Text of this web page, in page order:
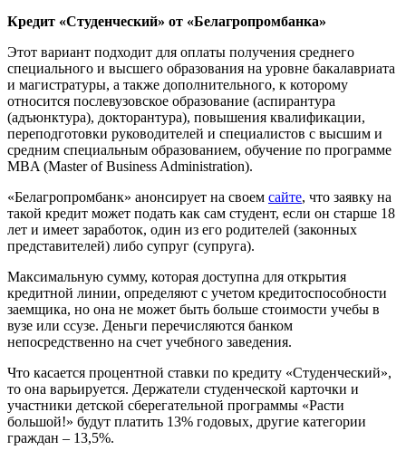
Кредит «Студенческий» от «Белагропромбанка»
Этот вариант подходит для оплаты получения среднего
специального и высшего образования на уровне бакалавриата
и магистратуры, а также дополнительного, к которому
относится послевузовское образование (аспирантура
(адъюнктура), докторантура), повышения квалификации,
переподготовки руководителей и специалистов с высшим и
средним специальным образованием, обучение по программе
MBA (Master of Business Administration).
«Белагропромбанк» анонсирует на своем сайте, что заявку на
такой кредит может подать как сам студент, если он старше 18
лет и имеет заработок, один из его родителей (законных
представителей) либо супруг (супруга).
Максимальную сумму, которая доступна для открытия
кредитной линии, определяют с учетом кредитоспособности
заемщика, но она не может быть больше стоимости учебы в
вузе или ссузе. Деньги перечисляются банком
непосредственно на счет учебного заведения.
Что касается процентной ставки по кредиту «Студенческий»,
то она варьируется. Держатели студенческой карточки и
участники детской сберегательной программы «Расти
большой!» будут платить 13% годовых, другие категории
граждан – 13,5%.